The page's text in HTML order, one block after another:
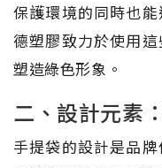
保護環境的同時也
德塑膠致力於使用
塑造綠色形象。
二、設計元素
手提袋的設計是品